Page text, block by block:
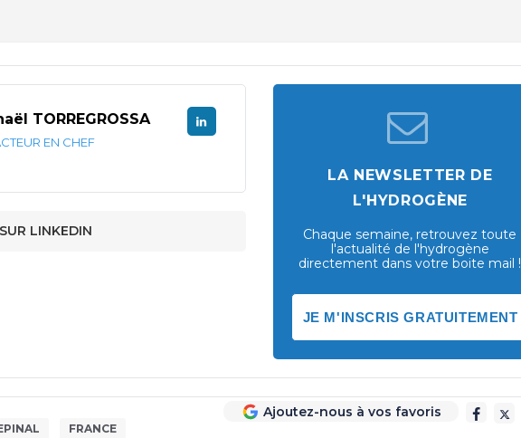
TORREGROSSA
EN CHEF
LINKEDIN
LA NEWSLETTER DE
L'HYDROGÈNE
Chaque semaine, retrouvez toute
l'actualité de l'hydrogène
directement dans votre boite mail !
JE M'INSCRIS GRATUITEMENT
Ajoutez-nous à vos favoris
FRANCE